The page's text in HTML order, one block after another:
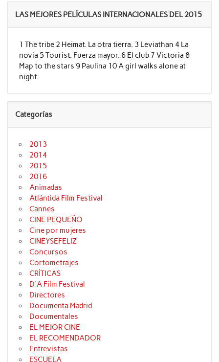
LAS MEJORES PELÍCULAS INTERNACIONALES DEL 2015
1 The tribe 2 Heimat. La otra tierra. 3 Leviathan 4 La
novia 5 Tourist. Fuerza mayor. 6 El club 7 Victoria 8
Map to the stars 9 Paulina 10 A girl walks alone at
night
Categorías
2013
2014
2015
2016
Animadas
Atlántida Film Festival
Cannes
CINE PEQUEÑO
Cine por mujeres
CINEYSEFELIZ
Concursos
Cortometrajes
CRÍTICAS
D'A Film Festival
Directores
Documenta Madrid
Documentales
EL MEJOR CINE
EL RECOMENDADOR
Entrevistas
ESCUELA